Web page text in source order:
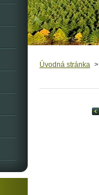
Úvodná stránka >